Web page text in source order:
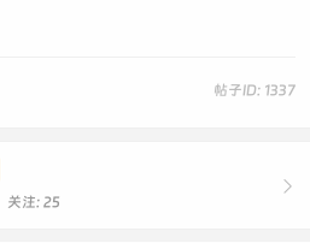
帖子ID: 1337

关注: 25